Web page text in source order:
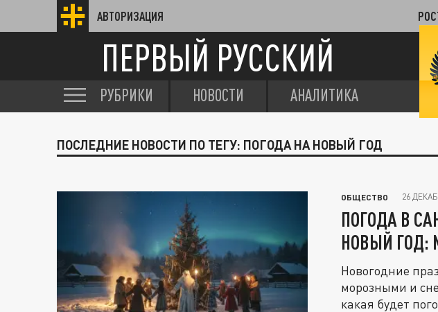
АВТОРИЗАЦИЯ
ПЕРВЫЙ РУССКИЙ
РУБРИКИ НОВОСТИ АНАЛИТИКА
ПОСЛЕДНИЕ НОВОСТИ ПО ТЕГУ: ПОГОДА НА НОВЫЙ ГОД
ОБЩЕСТВО 26
ПОГОДА В
НОВЫЙ ГОД:
Новогодние праздники
морозными и
какая будет